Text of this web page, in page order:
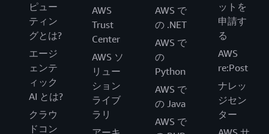
ピュー
ティン
グとは?
エージ
ェンテ
ィック
AI とは?
クラウ
ドコン
AWS
Trust
Center
AWS ソ
リュー
ション
ライブ
ラリ
AWS で
の .NET
AWS で
の
Python
AWS で
の Java
AWS で
ットを
申請す
る
AWS
re:Post
ナレッ
ジセン
ター